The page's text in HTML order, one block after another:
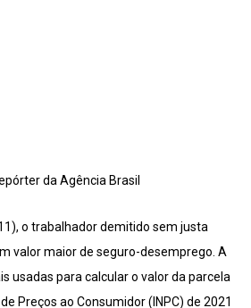
da Agência Brasil
o trabalhador demitido sem justa
valor maior de seguro-desemprego. A
usadas para calcular o valor da parcela
Preços ao Consumidor (INPC) de 2021